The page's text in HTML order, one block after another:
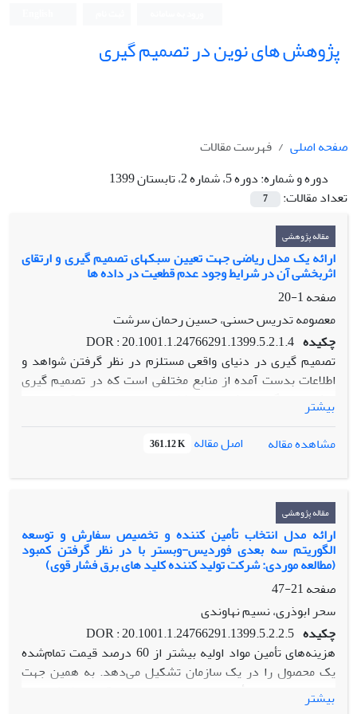
پژوهش های نوین در تصمیم گیری
صفحه اصلی
فهرست مقالات
دوره و شماره:دوره 5، شماره 2، تابستان 1399
تعداد مقالات:
7
مقاله پژوهشی
ارائه یک مدل ریاضی جهت تعیین سبکهای تصمیم گیری و ارتقای
اثربخشی آن در شرایط وجود عدم قطعیت در داده ها
صفحه1-20
معصومه تدریس حسنی، حسین رحمان سرشت
چکیده DOR : 20.1001.1.24766291.1399.5.2.1.4
تصمیم گیری در دنیای واقعی مستلزم در نظر گرفتن شواهد و
اطلاعات بدست آمده از منابع مختلفی است که در تصمیم گیری
موثر است ،گاه این شواهد و اطلاعات در دسترس و دقیق بوده و
گاه چنان پیچیده و مبهم است که منجر به ظهور سبکهای تصمیم
گیری گوناگون می گردد. پژهش حاضر برآن است تا بااستفاده از
قوانین احتمالات مبتنی بر میزان قطعیت داده ها و بر مبنای تئوری
ریاضی شواهد دمپستر شافر الگویی برای تعیین سبک تصمیم
درنهایت با کاهش عدم قطعیت در اخذ تصمیم منجربه ارتقای
اثربخشی تصمیم گیری گردد. در این مدل ، تصمیم گیری برمبنای
مولفه ای چهارگانه آن باتوجه به نظرخبرگان ، وبراساس الگوی
تئوری شواهد مدلسازی ویک مدل غیرخطی ارائه شد. سپس
تصمیم گیری در مدیران شعب یکی از بانکهای خصوصی در سطح
استان گیلان و بر مبنای طیف لیکرت ،توزیع گردید. داده های
حاصله باالگوی ارائه شده مدلسازی و نتایج نهایی بدست آمد. نتایج
نشان داد که در شرایط قطعیت داده ها رویکرد تحلیلی و عقلائی و
در شرایط عدم قطعیت داده ها رویکردهای شهودی جهت تصمیم
گیری مورد استفاده قرار می گیرند. به علاوه مدل یشنهادی ،
بیشتر
مشاهده مقاله
اصل مقاله 361.12 K
مقاله پژوهشی
ارائه مدل انتخاب تأمین کننده و تخصیص سفارش و توسعه
الگوریتم سه بعدی فوردیس-وبستر با در نظر گرفتن کمبود
(مطالعه موردی: شرکت تولید کننده کلید های برق فشار قوی)
صفحه21-47
سحر ابوذری، نسیم نهاوندی
چکیده DOR : 20.1001.1.24766291.1399.5.2.2.5
هزینه‌های تأمین مواد اولیه بیشتر از 60 درصد قیمت تمام‌شده
یک محصول را در یک سازمان تشکیل می‌دهد. به همین جهت
نحوه برنامه‌ریزی تأمین مواد اولیه از اهمیت قابل ملاحظه‌ای در
بیشتر